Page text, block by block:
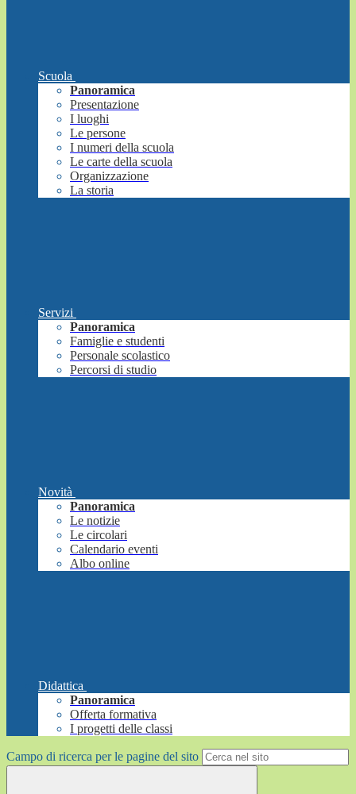
Scuola
Panoramica
Presentazione
I luoghi
Le persone
I numeri della scuola
Le carte della scuola
Organizzazione
La storia
Servizi
Panoramica
Famiglie e studenti
Personale scolastico
Percorsi di studio
Novità
Panoramica
Le notizie
Le circolari
Calendario eventi
Albo online
Didattica
Panoramica
Offerta formativa
I progetti delle classi
Campo di ricerca per le pagine del sito